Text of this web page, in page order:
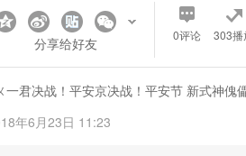
分享给好友 0评论 303播
一君决战！平安京决战！平安节 新式神
年6月23日 11:23